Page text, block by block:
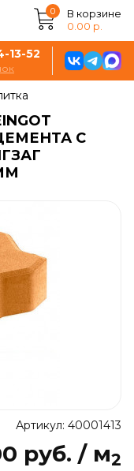
0
В корзине
0.00 р.
13-52
С
Артикул: 40001413
руб. / м2